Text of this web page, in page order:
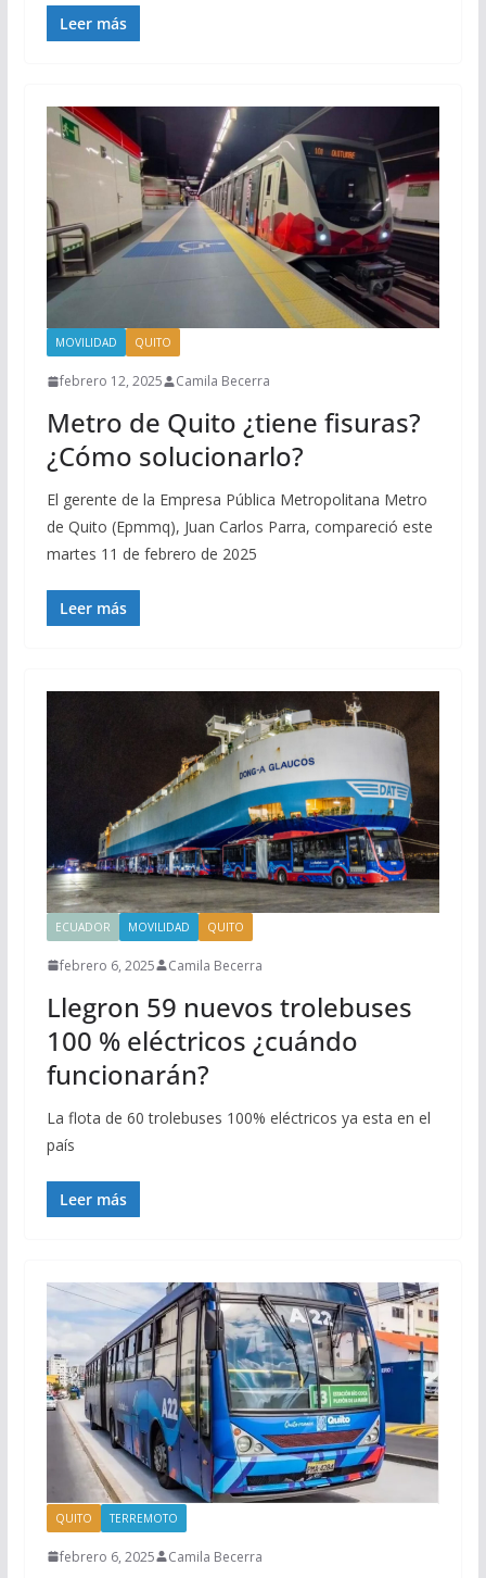
Leer más
MOVILIDAD QUITO
febrero 12, 2025 Camila Becerra
Metro de Quito ¿tiene fisuras?
¿Cómo solucionarlo?
El gerente de la Empresa Pública Metropolitana Metro
de Quito (Epmmq), Juan Carlos Parra, compareció este
martes 11 de febrero de 2025
Leer más
ECUADOR MOVILIDAD QUITO
febrero 6, 2025 Camila Becerra
Llegron 59 nuevos trolebuses
100 % eléctricos ¿cuándo
funcionarán?
La flota de 60 trolebuses 100% eléctricos ya esta en el
país
Leer más
QUITO TERREMOTO
febrero 6, 2025 Camila Becerra